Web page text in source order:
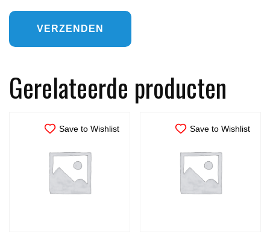
Gerelateerde producten
Save to Wishlist Save to Wishlist